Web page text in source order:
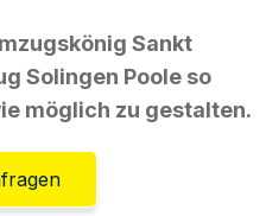
Sankt
Solingen Poole so
möglich zu gestalten.